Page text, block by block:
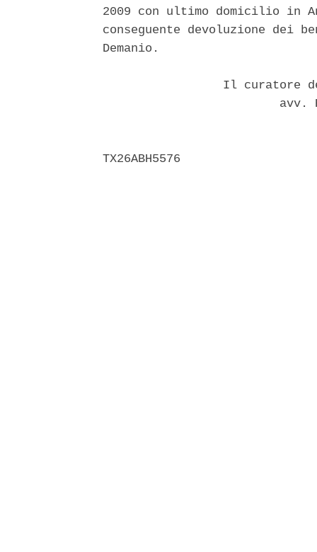
2009 con ultimo domicilio in
conseguente devoluzione
Demanio.
Il curatore